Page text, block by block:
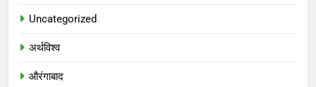
Uncategorized
अर्थविश्व
औरंगाबाद